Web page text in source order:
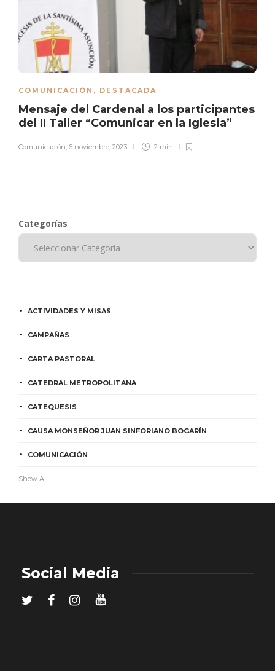
COMUNICACIÓN , DESTACADA
Mensaje del Cardenal a los participantes
del II Taller “Comunicar en la Iglesia”
Comunicación, 6 noviembre, 2023 2 min
Categorías
ACTIVIDADES Y MISAS
CAMPAÑAS
CARTA PASTORAL
CATEDRAL METROPOLITANA
CATEQUESIS
CAUSA MONSEÑOR JUAN SINFORIANO BOGARÍN
COMUNICACIÓN
Show All
Social Media